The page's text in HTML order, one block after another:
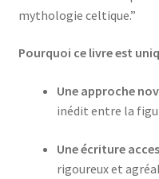
mythologie celtique.”
Pourquoi ce livre est
Une approche
inédit entre la
Une écriture
rigoureux et